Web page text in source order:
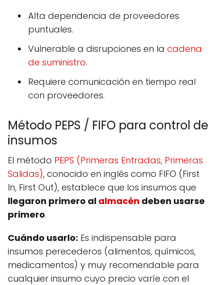
Alta dependencia de proveedores
puntuales.
Vulnerable a disrupciones en la cadena
de suministro.
Requiere comunicación en tiempo real
con proveedores.
Método PEPS / FIFO para control de
insumos
El método PEPS (Primeras Entradas, Primeras
Salidas), conocido en inglés como FIFO (First
In, First Out), establece que los insumos que
llegaron primero al almacén deben usarse
primero.
Cuándo usarlo: Es indispensable para
insumos perecederos (alimentos, químicos,
medicamentos) y muy recomendable para
cualquier insumo cuyo precio varíe con el